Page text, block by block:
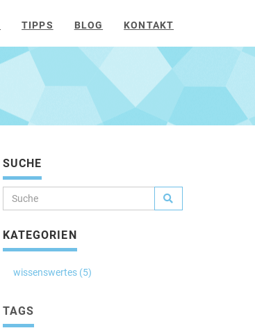
TIPPS BLOG KONTAKT
SUCHE
KATEGORIEN
wissenswertes (5)
TAGS